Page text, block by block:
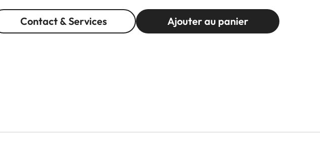
Contact & Services Ajouter au panier